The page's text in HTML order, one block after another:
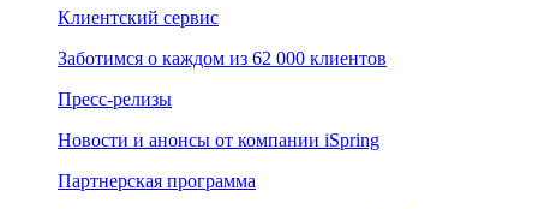
Клиентский сервис
Заботимся о каждом из 62 000 клиентов
Пресс-релизы
Новости и анонсы от компании iSpring
Партнерская программа